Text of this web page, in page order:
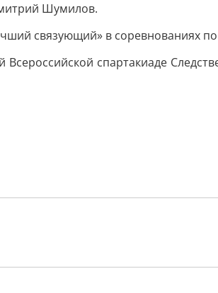
Шумилов.
связующий» в соревнованиях
спартакиаде